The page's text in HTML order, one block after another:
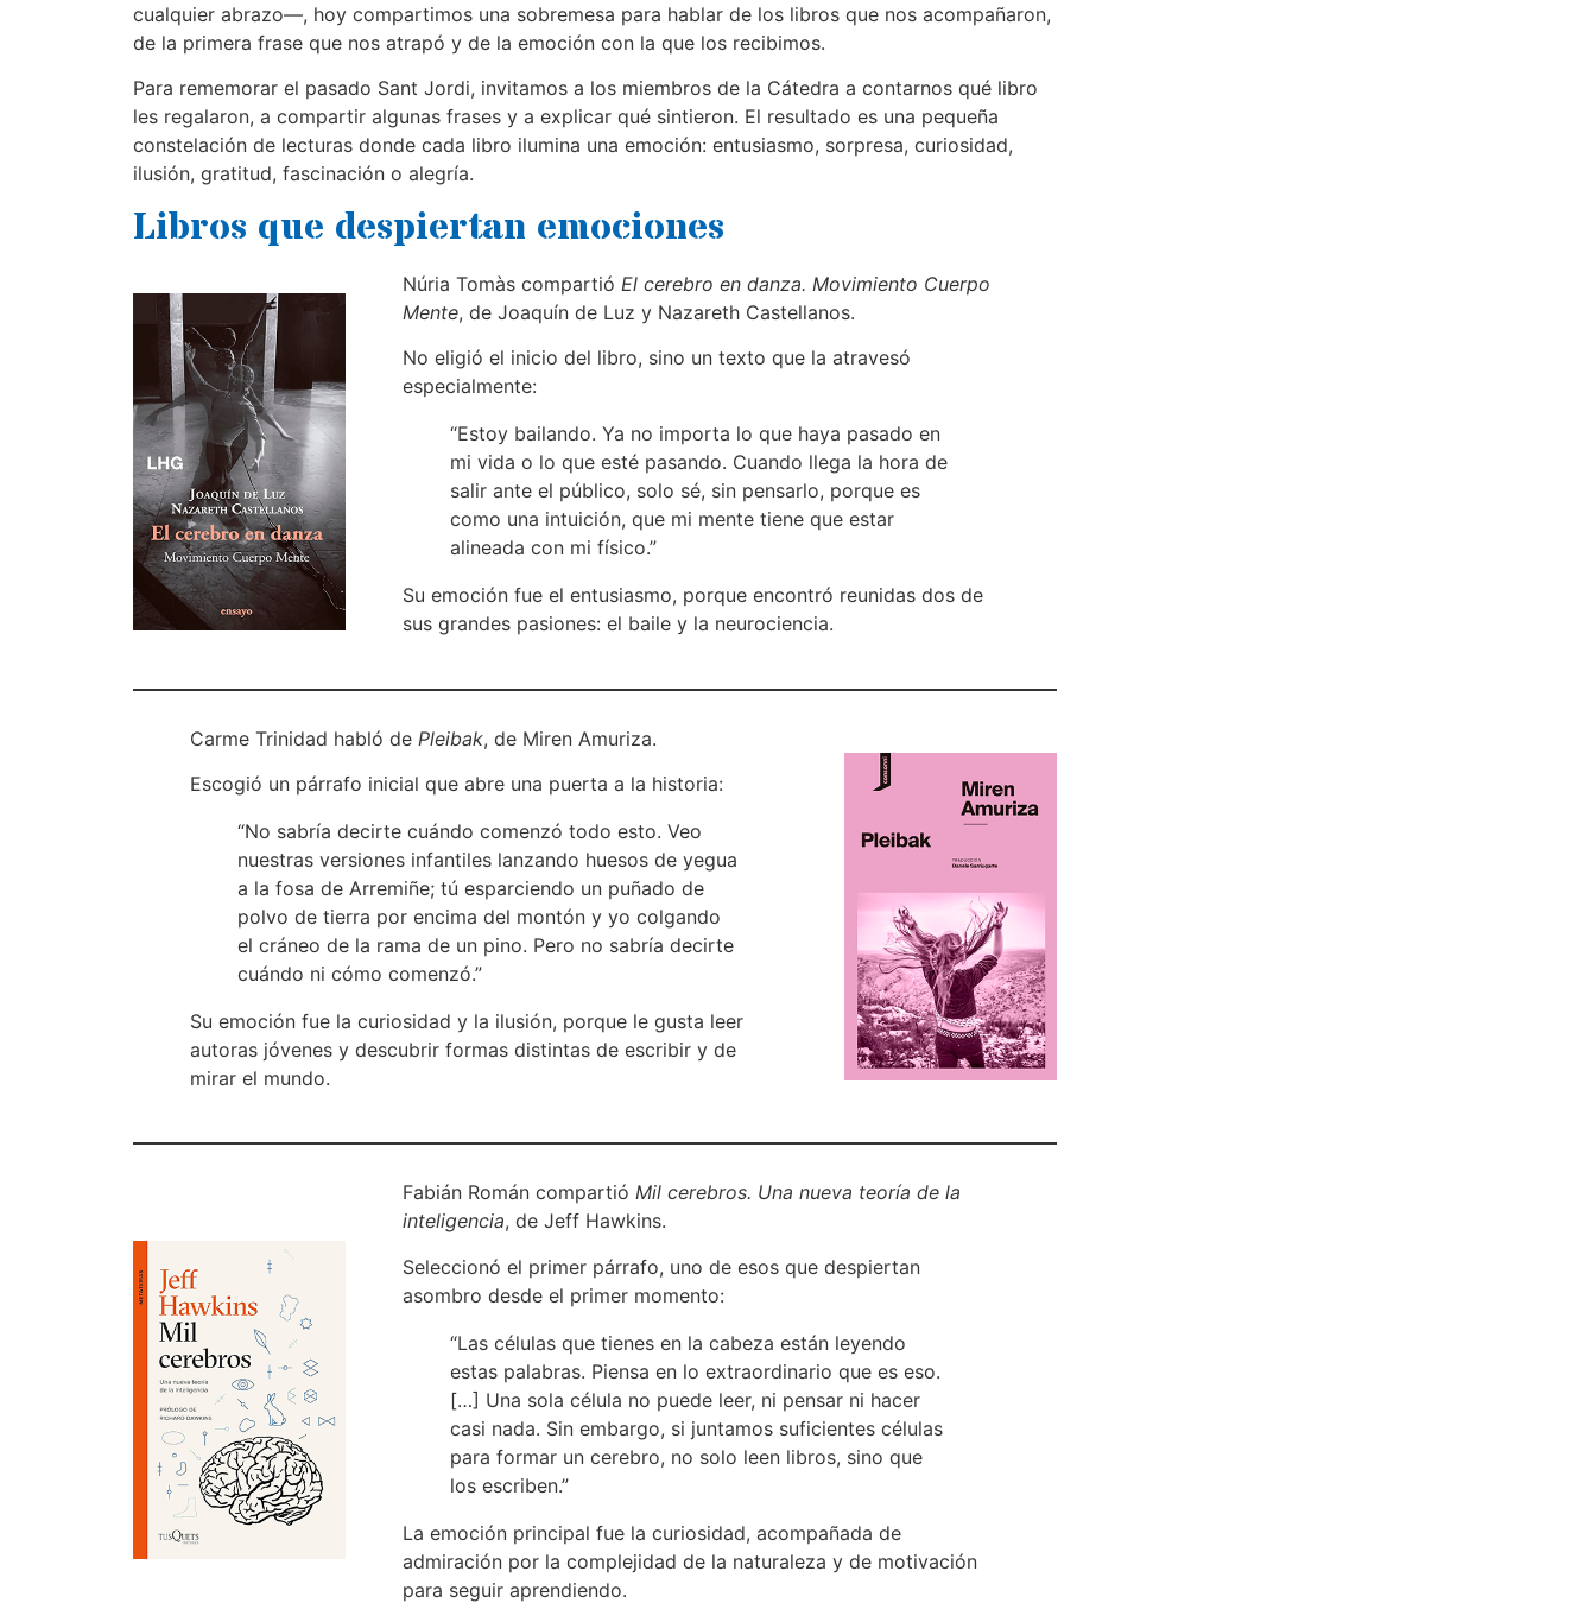
cualquier abrazo—, hoy compartimos una sobremesa para hablar de los libros que nos acompañaron,
de la primera frase que nos atrapó y de la emoción con la que los recibimos.
Para rememorar el pasado Sant Jordi, invitamos a los miembros de la Cátedra a contarnos qué libro
les regalaron, a compartir algunas frases y a explicar qué sintieron. El resultado es una pequeña
constelación de lecturas donde cada libro ilumina una emoción: entusiasmo, sorpresa, curiosidad,
ilusión, gratitud, fascinación o alegría.
Libros que despiertan emociones
Núria Tomàs compartió El cerebro en danza. Movimiento Cuerpo
Mente, de Joaquín de Luz y Nazareth Castellanos.
No eligió el inicio del libro, sino un texto que la atravesó
especialmente:
“Estoy bailando. Ya no importa lo que haya pasado en
mi vida o lo que esté pasando. Cuando llega la hora de
salir ante el público, solo sé, sin pensarlo, porque es
como una intuición, que mi mente tiene que estar
alineada con mi físico.”
Su emoción fue el entusiasmo, porque encontró reunidas dos de
sus grandes pasiones: el baile y la neurociencia.
Carme Trinidad habló de Pleibak, de Miren Amuriza.
Escogió un párrafo inicial que abre una puerta a la historia:
“No sabría decirte cuándo comenzó todo esto. Veo
nuestras versiones infantiles lanzando huesos de yegua
a la fosa de Arremiñe; tú esparciendo un puñado de
polvo de tierra por encima del montón y yo colgando
el cráneo de la rama de un pino. Pero no sabría decirte
cuándo ni cómo comenzó.”
Su emoción fue la curiosidad y la ilusión, porque le gusta leer
autoras jóvenes y descubrir formas distintas de escribir y de
mirar el mundo.
Fabián Román compartió Mil cerebros. Una nueva teoría de la
inteligencia, de Jeff Hawkins.
Seleccionó el primer párrafo, uno de esos que despiertan
asombro desde el primer momento:
“Las células que tienes en la cabeza están leyendo
estas palabras. Piensa en lo extraordinario que es eso.
[…] Una sola célula no puede leer, ni pensar ni hacer
casi nada. Sin embargo, si juntamos suficientes células
para formar un cerebro, no solo leen libros, sino que
los escriben.”
La emoción principal fue la curiosidad, acompañada de
admiración por la complejidad de la naturaleza y de motivación
para seguir aprendiendo.